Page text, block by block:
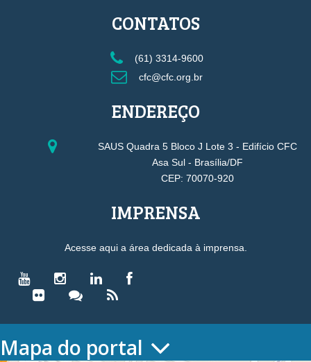
CONTATOS
(61) 3314-9600
cfc@cfc.org.br
ENDEREÇO
SAUS Quadra 5 Bloco J Lote 3 - Edifício CFC
Asa Sul - Brasília/DF
CEP: 70070-920
IMPRENSA
Acesse aqui a área dedicada à imprensa.
Mapa do portal